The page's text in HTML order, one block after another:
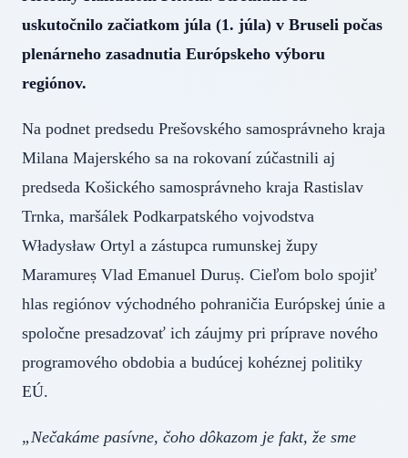
uskutočnilo začiatkom júla (1. júla) v Bruseli počas
plenárneho zasadnutia Európskeho výboru
regiónov.
Na podnet predsedu Prešovského samosprávneho kraja
Milana Majerského sa na rokovaní zúčastnili aj
predseda Košického samosprávneho kraja Rastislav
Trnka, maršálek Podkarpatského vojvodstva
Władysław Ortyl a zástupca rumunskej župy
Maramureș Vlad Emanuel Duruș. Cieľom bolo spojiť
hlas regiónov východného pohraničia Európskej únie a
spoločne presadzovať ich záujmy pri príprave nového
programového obdobia a budúcej kohéznej politiky
EÚ.
„Nečakáme pasívne, čoho dôkazom je fakt, že sme